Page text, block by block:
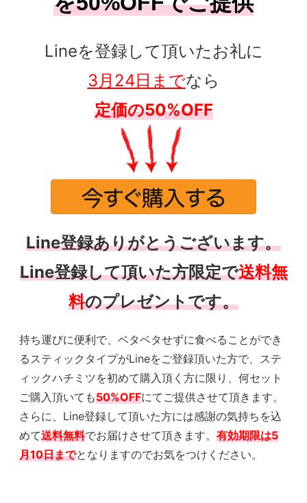
Lineを登録して頂いたお礼に
3月24日までなら
定価の50%OFF
Line登録ありがとうございます。
Line登録して頂いた方限定で送料無
料のプレゼントです。
持ち運びに便利で、ベタベタせずに食べることができ
るスティックタイプがLineをご登録頂いた方で、ステ
ィックハチミツを初めて購入頂く方に限り、何セット
ご購入頂いても50%OFFにてご提供させて頂きます。
さらに、Line登録して頂いた方には感謝の気持ちを込
めて送料無料でお届けさせて頂きます。 有効期限は5
月10日までとなりますのでお気をつけください。